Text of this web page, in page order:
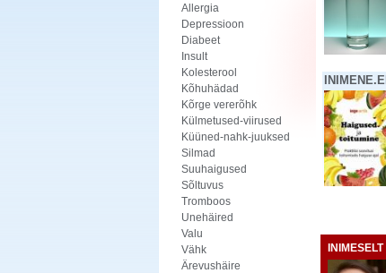
Allergia
Depressioon
Diabeet
Insult
Kolesterool
Kõhuhädad
Kõrge vererõhk
Külmetused-viirused
Küüned-nahk-juuksed
Silmad
Suuhaigused
Sõltuvus
Tromboos
Unehäired
Valu
Vähk
Ärevushäire